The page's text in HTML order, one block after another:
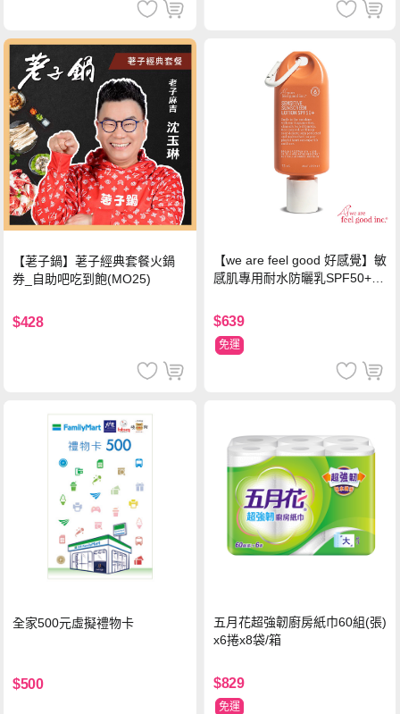
【荖子鍋】荖子經典套餐火鍋
券_自助吧吃到飽(MO25)
$428
【we are feel good 好感覺】敏
感肌專用耐水防曬乳SPF50+ 7
$639
免運
全家500元虛擬禮物卡
$500
五月花超強韌廚房紙巾60組(張)
x6捲x8袋/箱
$829
免運